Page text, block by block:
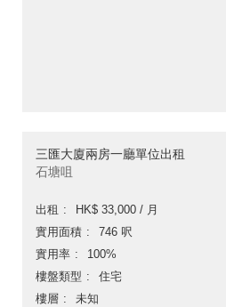
三匯大廈兩房一廳單位出租
石塘咀
出租
HK$ 33,000 / 月
實用面積
746 呎
實用率
100%
樓盤類型
住宅
樓層
未知